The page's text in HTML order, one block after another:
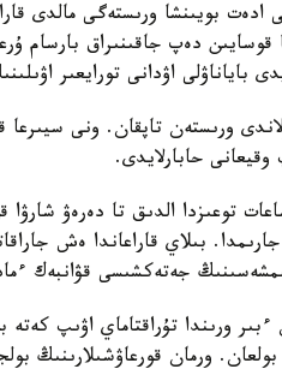
ادەت بويىنشا ورىستەگى مالدى
قوسايىن دەپ جاقىنىراق بارسام
اۋدانى تورايعىر
ورىستەن تاپقان. ونى
وقيعانى حابارلايدى.
توعىزدا الدىق تا دەرەۋ شارۋا
بىلاي قاراعاندا ەش
جەتەكشىسى قۋانبەك
ءبىر ورىندا تۇراقتاماي اۋىپ
ورمان قورعاۋشىلارىنىڭ